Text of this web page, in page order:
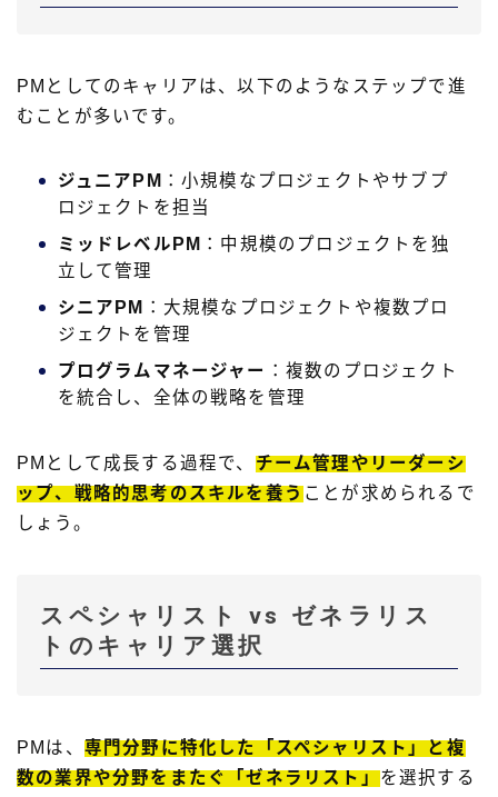
PMとしてのキャリアは、以下のようなステップで進
むことが多いです。
ジュニアPM ：小規模なプロジェクトやサブプ
ロジェクトを担当
ミッドレベルPM ：中規模のプロジェクトを独
立して管理
シニアPM ：大規模なプロジェクトや複数プロ
ジェクトを管理
プログラムマネージャー ：複数のプロジェクト
を統合し、全体の戦略を管理
PMとして成長する過程で、 チーム管理やリーダーシ
ップ、戦略的思考のスキルを養う ことが求められるで
しょう。
スペシャリスト vs ゼネラリス
トのキャリア選択
PMは、 専門分野に特化した「スペシャリスト」と複
数の業界や分野をまたぐ「ゼネラリスト」 を選択する